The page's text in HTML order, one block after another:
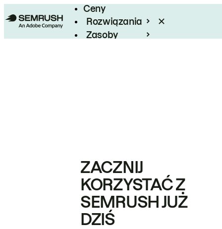
Ceny
Rozwiązania
Zasoby
ZACZNIJ
KORZYSTAĆ Z
SEMRUSH JUŻ
DZIŚ